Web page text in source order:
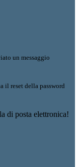
un messaggio
il reset della password
di posta elettronica!